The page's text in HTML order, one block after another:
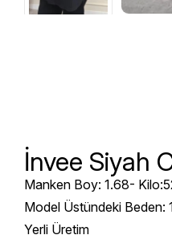
İnvee Siyah
Manken Boy: 1.68-
Model Üstündeki Beden:
Yerli Üretim